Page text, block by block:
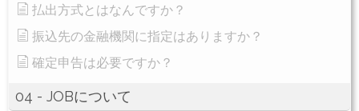
払出方式とはなんですか？
振込先の金融機関に指定はありますか？
確定申告は必要ですか？
04 - JOBについて